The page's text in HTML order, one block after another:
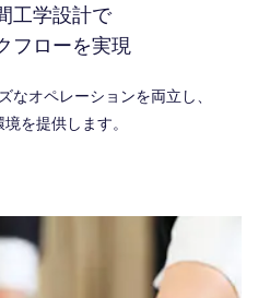
工学設計で
フローを実現
なオペレーションを両立し、
を提供します。